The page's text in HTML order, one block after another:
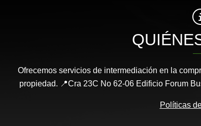
Ofrecemos servicios de intermediación en la
propiedad. 📍Cra 23C No 62-06 Edificio Forum
Políticas